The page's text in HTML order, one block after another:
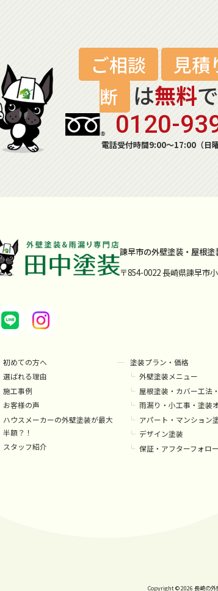
ご相談 見積
断
は無料
0120-
電話受付時間9:00～17:00（日曜
諫早市の外壁塗装・屋根
〒854-0022 長崎県諫早市
初めての方へ
選ばれる理由
施工事例
お客様の声
ハウスメーカーの外壁塗装が最大
半額？！
スタッフ紹介
塗装プラン・価格
外壁塗装メニュー
屋根塗装・カバー工法
雨漏り・小工事・塗装
アパート・マンション
デザイン塗装
保証・アフターフォロ
Copyright © 2026 長崎の外